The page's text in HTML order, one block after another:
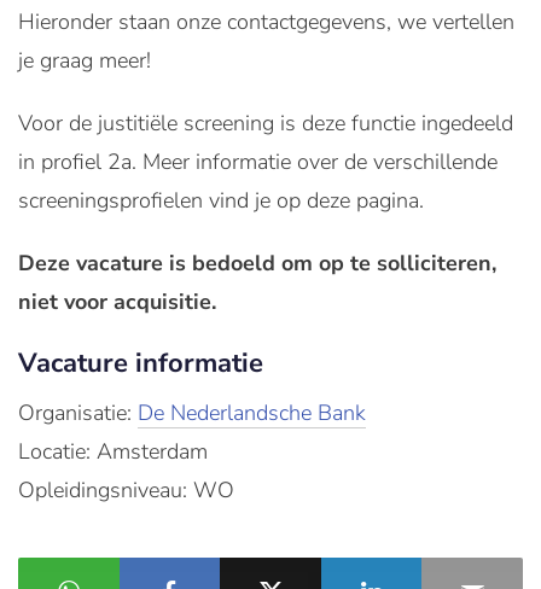
Hieronder staan onze contactgegevens, we vertellen
je graag meer!
Voor de justitiële screening is deze functie ingedeeld
in profiel 2a. Meer informatie over de verschillende
screeningsprofielen vind je op deze pagina.
Deze vacature is bedoeld om op te solliciteren,
niet voor acquisitie.
Vacature informatie
Organisatie: De Nederlandsche Bank
Locatie: Amsterdam
Opleidingsniveau: WO